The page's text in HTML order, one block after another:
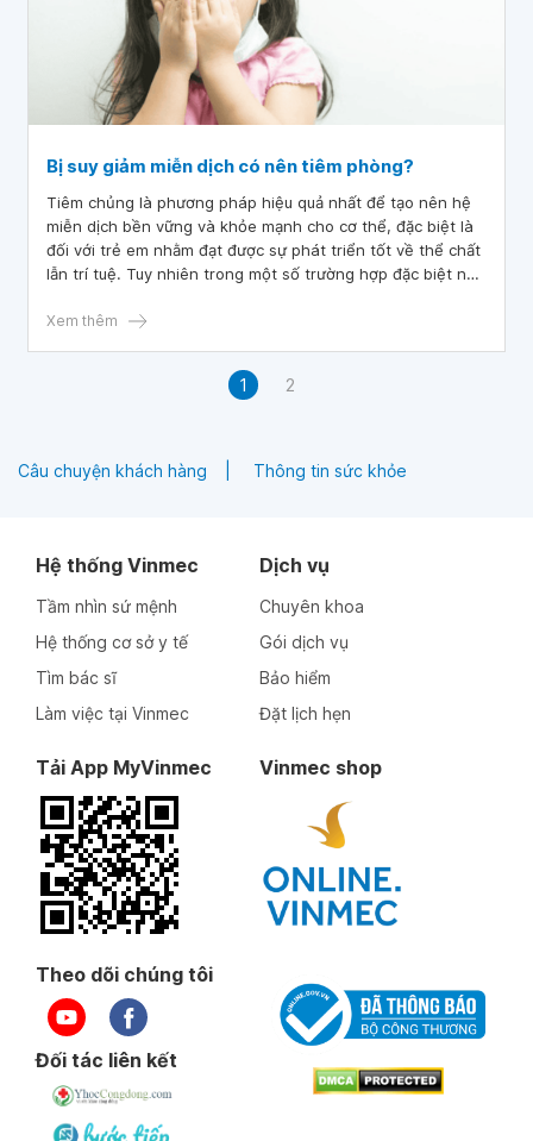
Bị suy giảm miễn dịch có nên tiêm phòng?
Tiêm chủng là phương pháp hiệu quả nhất để tạo nên hệ
miễn dịch bền vững và khỏe mạnh cho cơ thể, đặc biệt là
đối với trẻ em nhằm đạt được sự phát triển tốt về thể chất
lẫn trí tuệ. Tuy nhiên trong một số trường hợp đặc biệt như
lưu ý nhất định.
Xem thêm
1 2
Câu chuyện khách hàng Thông tin sức khỏe
Hệ thống Vinmec
Tầm nhìn sứ mệnh
Hệ thống cơ sở y tế
Tìm bác sĩ
Làm việc tại Vinmec
Dịch vụ
Chuyên khoa
Gói dịch vụ
Bảo hiểm
Đặt lịch hẹn
Tải App MyVinmec Vinmec shop
Theo dõi chúng tôi
Đối tác liên kết